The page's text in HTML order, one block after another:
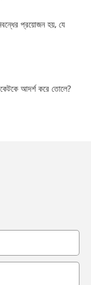
প্রয়োজন হয়, যে
আদর্শ করে তোলে?